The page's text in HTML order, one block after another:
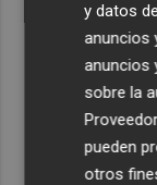
Plaza
y datos
anuncios
anuncios
sobre la
pueden
otros